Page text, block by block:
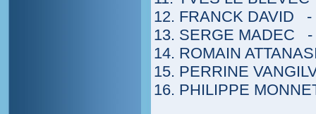
12. FRANCK DAVID
13. SERGE
14. ROMAIN
15. PERRINE
16. PHILIPPE